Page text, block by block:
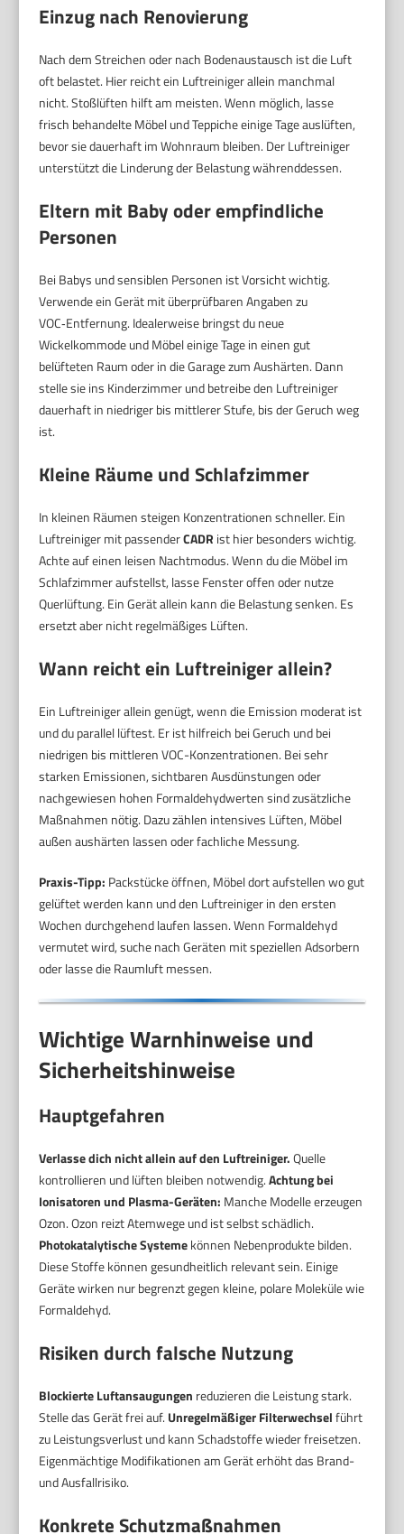
Einzug nach Renovierung
Nach dem Streichen oder nach Bodenaustausch ist die Luft
oft belastet. Hier reicht ein Luftreiniger allein manchmal
nicht. Stoßlüften hilft am meisten. Wenn möglich, lasse
frisch behandelte Möbel und Teppiche einige Tage auslüften,
bevor sie dauerhaft im Wohnraum bleiben. Der Luftreiniger
unterstützt die Linderung der Belastung währenddessen.
Eltern mit Baby oder empfindliche
Personen
Bei Babys und sensiblen Personen ist Vorsicht wichtig.
Verwende ein Gerät mit überprüfbaren Angaben zu
VOC‑Entfernung. Idealerweise bringst du neue
Wickelkommode und Möbel einige Tage in einen gut
belüfteten Raum oder in die Garage zum Aushärten. Dann
stelle sie ins Kinderzimmer und betreibe den Luftreiniger
dauerhaft in niedriger bis mittlerer Stufe, bis der Geruch weg
ist.
Kleine Räume und Schlafzimmer
In kleinen Räumen steigen Konzentrationen schneller. Ein
Luftreiniger mit passenderCADR ist hier besonders wichtig.
Achte auf einen leisen Nachtmodus. Wenn du die Möbel im
Schlafzimmer aufstellst, lasse Fenster offen oder nutze
Querlüftung. Ein Gerät allein kann die Belastung senken. Es
ersetzt aber nicht regelmäßiges Lüften.
Wann reicht ein Luftreiniger allein?
Ein Luftreiniger allein genügt, wenn die Emission moderat ist
und du parallel lüftest. Er ist hilfreich bei Geruch und bei
niedrigen bis mittleren VOC-Konzentrationen. Bei sehr
starken Emissionen, sichtbaren Ausdünstungen oder
nachgewiesen hohen Formaldehydwerten sind zusätzliche
Maßnahmen nötig. Dazu zählen intensives Lüften, Möbel
außen aushärten lassen oder fachliche Messung.
Praxis-Tipp: Packstücke öffnen, Möbel dort aufstellen wo gut
gelüftet werden kann und den Luftreiniger in den ersten
Wochen durchgehend laufen lassen. Wenn Formaldehyd
vermutet wird, suche nach Geräten mit speziellen Adsorbern
oder lasse die Raumluft messen.
Wichtige Warnhinweise und
Sicherheitshinweise
Hauptgefahren
Verlasse dich nicht allein auf den Luftreiniger.Quelle
kontrollieren und lüften bleiben notwendig.Achtung bei
Ionisatoren und Plasma-Geräten: Manche Modelle erzeugen
Ozon. Ozon reizt Atemwege und ist selbst schädlich.
Photokatalytische Systemekönnen Nebenprodukte bilden.
Diese Stoffe können gesundheitlich relevant sein. Einige
Geräte wirken nur begrenzt gegen kleine, polare Moleküle wie
Formaldehyd.
Risiken durch falsche Nutzung
Blockierte Luftansaugungen reduzieren die Leistung stark.
Stelle das Gerät frei auf. Unregelmäßiger Filterwechselführt
zu Leistungsverlust und kann Schadstoffe wieder freisetzen.
Eigenmächtige Modifikationen am Gerät erhöht das Brand-
und Ausfallrisiko.
Konkrete Schutzmaßnahmen